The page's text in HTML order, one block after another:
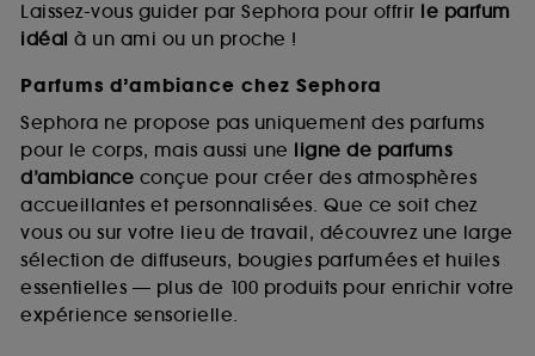
Laissez-vous guider par Sephora pour offrir le parfum
idéal à un ami ou un proche !
Parfums d’ambiance chez Sephora
Sephora ne propose pas uniquement des parfums
pour le corps, mais aussi une ligne de parfums
d’ambiance conçue pour créer des atmosphères
accueillantes et personnalisées. Que ce soit chez
vous ou sur votre lieu de travail, découvrez une large
sélection de diffuseurs, bougies parfumées et huiles
essentielles — plus de 100 produits pour enrichir votre
expérience sensorielle.